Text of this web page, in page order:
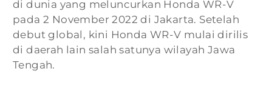
di dunia yang meluncurkan Honda WR-V
pada 2 November 2022 di Jakarta. Setelah
debut global, kini Honda WR-V mulai dirilis
di daerah lain salah satunya wilayah Jawa
Tengah.